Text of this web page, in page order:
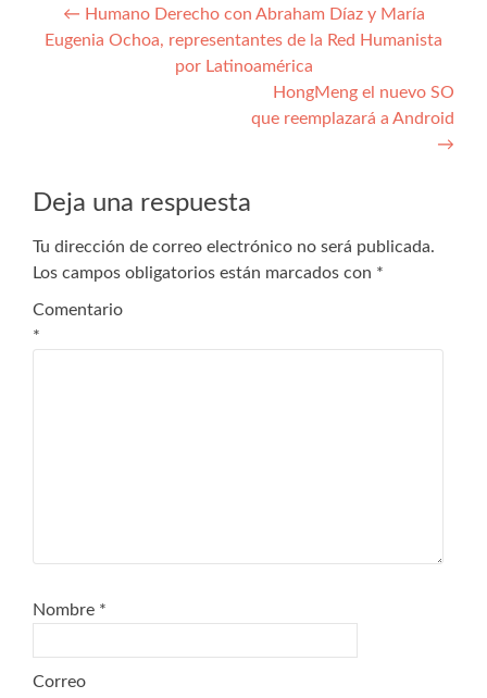
Navegación
de
← Humano Derecho con Abraham Díaz y María
Eugenia Ochoa, representantes de la Red Humanista
por Latinoamérica
HongMeng el nuevo SO
que reemplazará a Android
→
Deja una respuesta
Tu dirección de correo electrónico no será publicada.
Los campos obligatorios están marcados con *
Comentario
*
Nombre *
Correo